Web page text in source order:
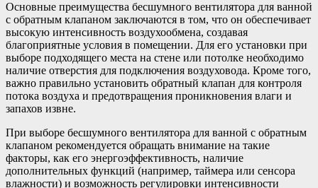
Основные преимущества бесшумного вентилятора для ванной
с обратным клапаном заключаются в том, что он обеспечивает
высокую интенсивность воздухообмена, создавая
благоприятные условия в помещении. Для его установки при
выборе подходящего места на стене или потолке необходимо
наличие отверстия для подключения воздуховода. Кроме того,
важно правильно установить обратный клапан для контроля
потока воздуха и предотвращения проникновения влаги и
запахов извне.
При выборе бесшумного вентилятора для ванной с обратным
клапаном рекомендуется обращать внимание на такие
факторы, как его энергоэффективность, наличие
дополнительных функций (например, таймера или сенсора
влажности) и возможность регулировки интенсивности